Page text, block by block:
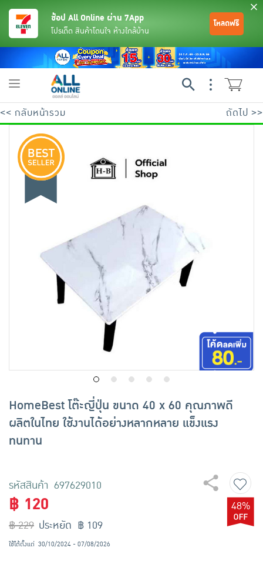
เครื่องดื่มและผงชงดื่ม
เครื่องปรุงรสและของแห้ง
ขนมขบเคี้ยว และช็อคโกแลต
พระเครื่อง test pop
ช้อป All Online ผ่าน 7App
โปรเด็ด สินค้าโดนใจ ห้างใกล้บ้าน
โหลดฟรี
Toggle
<< กลับหน้ารวม ถัดไป >>
HomeBest โต๊ะญี่ปุ่น ขนาด 40 x 60 คุณภาพดี
ผลิตในไทย ใช้งานได้อย่างหลากหลาย แข็งแรง
ทนทาน
รหัสสินค้า 697629010
฿ 120
฿ 229
48%
ประหยัด ฿ 109
ใช้ได้ตั้งแต่ 30/10/2024 - 07/08/2026